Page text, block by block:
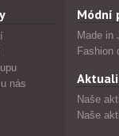
nás
Módní
Made in
Fashion
Naše
Naše